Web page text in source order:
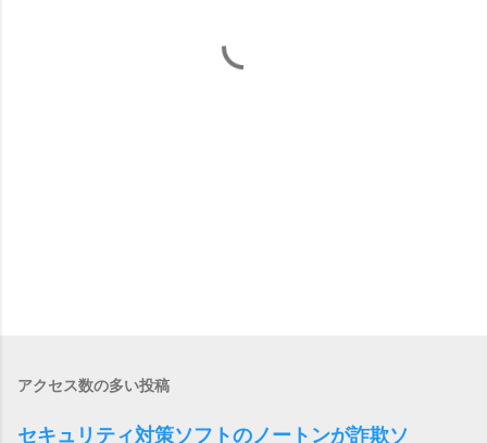
アクセス数の多い投稿
セキュリティ対策ソフトのノートンが詐欺ソ